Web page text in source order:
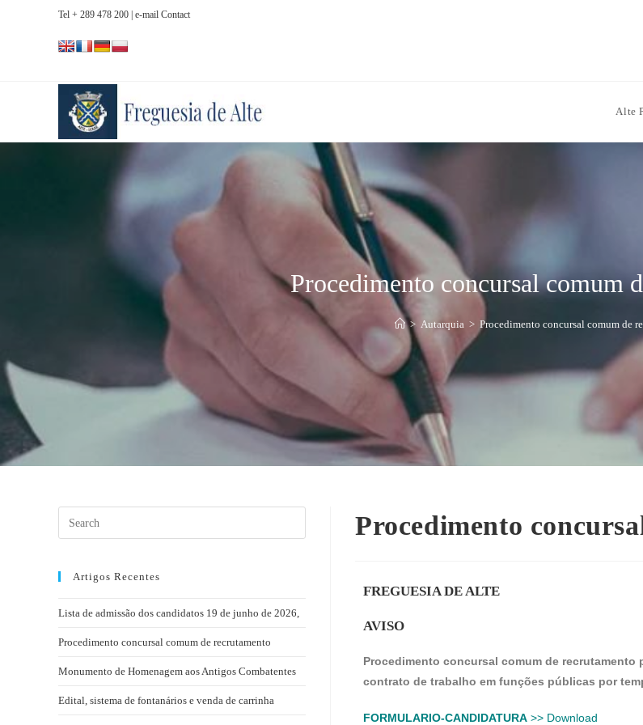
Tel + 289 478 200 | e-mail Contact
Alte
Procedimento concursal comum
> Autarquia > Procedimento concursal comum de
Procedimento
FREGUESIA DE ALTE
AVISO
Procedimento concursal comum de
contrato de trabalho em funções públicas por
FORMULARIO-CANDIDATURA >> Download
Artigos Recentes
Lista de admissão dos candidatos 19 de junho de 2026,
Procedimento concursal comum de recrutamento
Monumento de Homenagem aos Antigos Combatentes
Edital, sistema de fontanários e venda de carrinha